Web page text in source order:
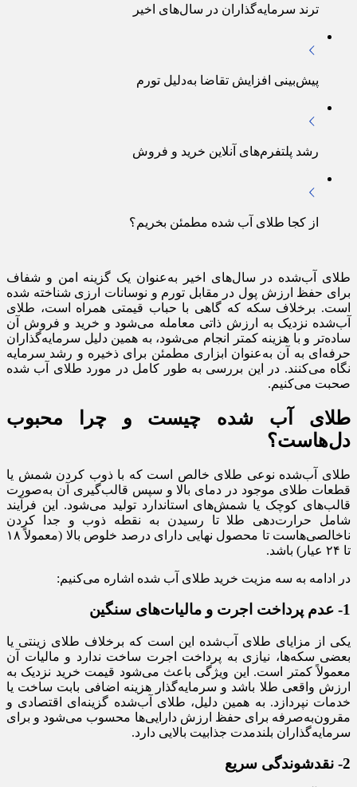
ترند سرمایه‌گذاران در سال‌های اخیر
پیش‌بینی افزایش تقاضا به‌دلیل تورم
رشد پلتفرم‌های آنلاین خرید و فروش
از کجا طلای آب شده مطمئن بخریم؟
طلای آب‌شده در سال‌های اخیر به‌عنوان یک گزینه امن و شفاف
برای حفظ ارزش پول در مقابل تورم و نوسانات ارزی شناخته شده
است. برخلاف سکه که گاهی با حباب قیمتی همراه است، طلای
آب‌شده نزدیک به ارزش ذاتی معامله می‌شود و خرید و فروش آن
ساده‌تر و با هزینه کمتر انجام می‌شود، به همین دلیل سرمایه‌گذاران
حرفه‌ای به آن به‌عنوان ابزاری مطمئن برای ذخیره و رشد سرمایه
نگاه می‌کنند. در این بررسی به طور کامل در مورد طلای آب شده
صحبت می‌کنیم.
طلای آب‌ شده چیست و چرا محبوب
دل‌هاست؟
طلای آب‌شده نوعی طلای خالص است که با ذوب کردن شمش یا
قطعات طلای موجود در دمای بالا و سپس قالب‌گیری آن به‌صورت
قالب‌های کوچک یا شمش‌های استاندارد تولید می‌شود. این فرآیند
شامل حرارت‌دهی طلا تا رسیدن به نقطه ذوب و جدا کردن
ناخالصی‌هاست تا محصول نهایی دارای درصد خلوص بالا (معمولاً ۱۸
تا ۲۴ عیار) باشد.
در ادامه به سه مزیت خرید طلای آب شده اشاره می‌کنیم:
1- عدم پرداخت اجرت و مالیات‌های سنگین
یکی از مزایای طلای آب‌شده این است که برخلاف طلای زینتی یا
بعضی سکه‌ها، نیازی به پرداخت اجرت ساخت ندارد و مالیات آن
معمولاً کمتر است. این ویژگی باعث می‌شود قیمت خرید نزدیک به
ارزش واقعی طلا باشد و سرمایه‌گذار هزینه اضافی بابت ساخت یا
خدمات نپردازد. به همین دلیل، طلای آب‌شده گزینه‌ای اقتصادی و
مقرون‌به‌صرفه برای حفظ ارزش دارایی‌ها محسوب می‌شود و برای
سرمایه‌گذاران بلندمدت جذابیت بالایی دارد.
2- نقدشوندگی سریع